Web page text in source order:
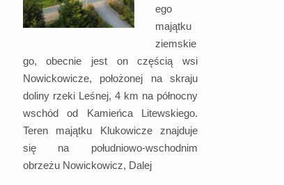
ego
majątku
ziemskie
go, obecnie jest on częścią wsi
Nowickowicze, położonej na skraju
doliny rzeki Leśnej, 4 km na północny
wschód od Kamieńca Litewskiego.
Teren majątku Klukowicze znajduje
się na południowo-wschodnim
obrzeżu Nowickowicz, Dalej